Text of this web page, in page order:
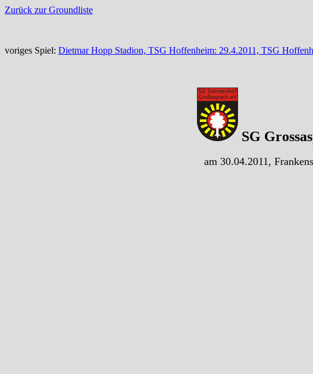
Zurück zur Groundliste
voriges Spiel: Dietmar Hopp Stadion, TSG Hoffenheim: 29.4.2011, TSG
SG
am 30.04.2011,